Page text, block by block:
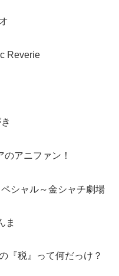
Reverie
のアニファン！
シャル～金シャチ劇場
ま
『税』って何だっけ？